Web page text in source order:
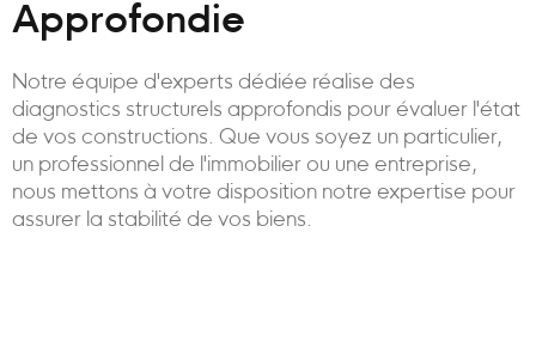
Approfondie
Notre équipe d'experts dédiée réalise des
diagnostics structurels approfondis pour évaluer l'état
de vos constructions. Que vous soyez un particulier,
un professionnel de l'immobilier ou une entreprise,
nous mettons à votre disposition notre expertise pour
assurer la stabilité de vos biens.